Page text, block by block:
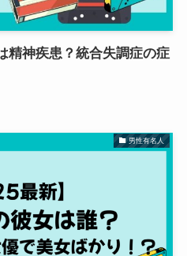
精神疾患？統合失調症の症
男性有名人